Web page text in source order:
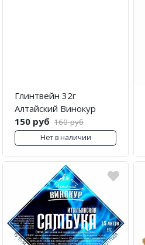
Глинтвейн 32г
Алтайский Винокур
150 руб 160 руб
Нет в наличии